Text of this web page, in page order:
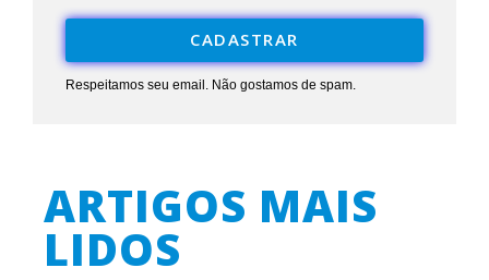
CADASTRAR
Respeitamos seu email. Não gostamos de spam.
ARTIGOS MAIS
LIDOS